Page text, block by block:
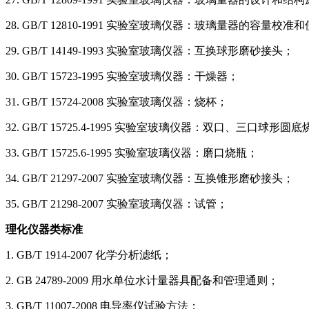
28. GB/T 12810-1991 实验室玻璃仪器：玻璃量器的容量校准和
29. GB/T 14149-1993 实验室玻璃仪器：互换球形磨砂接头；
30. GB/T 15723-1995 实验室玻璃仪器：干燥器；
31. GB/T 15724-2008 实验室玻璃仪器：烧杯；
32. GB/T 15725.4-1995 实验室玻璃仪器：双口、三口球形圆底
33. GB/T 15725.6-1995 实验室玻璃仪器：磨口烧瓶；
34. GB/T 21297-2007 实验室玻璃仪器：互换锥形磨砂接头；
35. GB/T 21298-2007 实验室玻璃仪器：试管；
理化仪器类标准
1. GB/T 1914-2007 化学分析滤纸；
2. GB 24789-2009 用水单位水计量器具配备和管理通则；
3. GB/T 11007-2008 电导率仪试验方法；